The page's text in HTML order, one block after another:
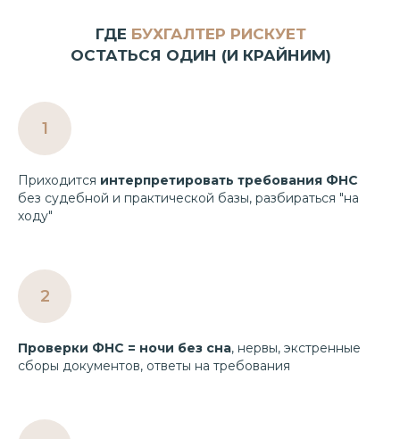
ГДЕ БУХГАЛТЕР РИСКУЕТ
ОСТАТЬСЯ ОДИН (И КРАЙНИМ)
Приходится интерпретировать требования ФНС
без судебной и практической базы, разбираться "на
ходу"
Проверки ФНС = ночи без сна, нервы, экстренные
сборы документов, ответы на требования